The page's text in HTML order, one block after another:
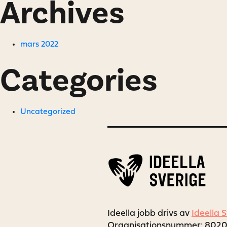
Archives
mars 2022
Categories
Uncategorized
Ideella jobb drivs av Ideella